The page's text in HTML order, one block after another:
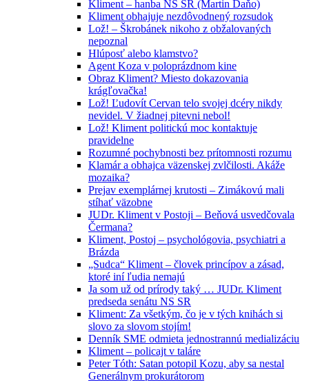
Kliment – hanba NS SR (Martin Daňo)
Kliment obhajuje nezdôvodnený rozsudok
Lož! – Škrobánek nikoho z obžalovaných
nepoznal
Hlúposť alebo klamstvo?
Agent Koza v poloprázdnom kine
Obraz Kliment? Miesto dokazovania
krágľovačka!
Lož! Ľudovít Cervan telo svojej dcéry nikdy
nevidel. V žiadnej pitevni nebol!
Lož! Kliment politickú moc kontaktuje
pravidelne
Rozumné pochybnosti bez prítomnosti rozumu
Klamár a obhajca väzenskej zvlčilosti. Akáže
mozaika?
Prejav exemplárnej krutosti – Zimákovú mali
stíhať väzobne
JUDr. Kliment v Postoji – Beňová usvedčovala
Čermana?
Kliment, Postoj – psychológovia, psychiatri a
Brázda
„Sudca“ Kliment – človek princípov a zásad,
ktoré iní ľudia nemajú
Ja som už od prírody taký … JUDr. Kliment
predseda senátu NS SR
Kliment: Za všetkým, čo je v tých knihách si
slovo za slovom stojím!
Denník SME odmieta jednostrannú medializáciu
Kliment – policajt v taláre
Peter Tóth: Satan potopil Kozu, aby sa nestal
Generálnym prokurátorom